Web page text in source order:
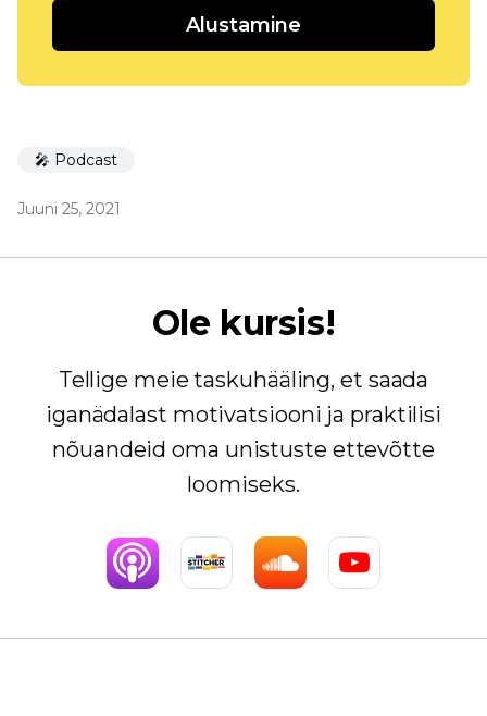
Alustamine
🎤 Podcast
Juuni 25, 2021
Ole kursis!
Tellige meie taskuhääling, et saada
iganädalast motivatsiooni ja praktilisi
nõuandeid oma unistuste ettevõtte
loomiseks.